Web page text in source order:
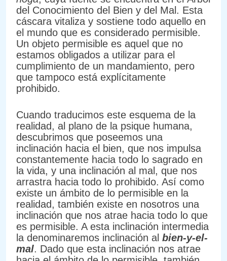
del Conocimiento del Bien y del Mal. Esta
cáscara vitaliza y sostiene todo aquello en
el mundo que es considerado permisible.
Un objeto permisible es aquel que no
estamos obligados a utilizar para el
cumplimiento de un mandamiento, pero
que tampoco está explícitamente
prohibido.
Cuando traducimos este esquema de la
realidad, al plano de la psique humana,
descubrimos que poseemos una
inclinación hacia el bien, que nos impulsa
constantemente hacia todo lo sagrado en
la vida, y una inclinación al mal, que nos
arrastra hacia todo lo prohibido. Así como
existe un ámbito de lo permisible en la
realidad, también existe en nosotros una
inclinación que nos atrae hacia todo lo que
es permisible. A esta inclinación intermedia
la denominaremos inclinación al bien-y-el-
mal. Dado que esta inclinación nos atrae